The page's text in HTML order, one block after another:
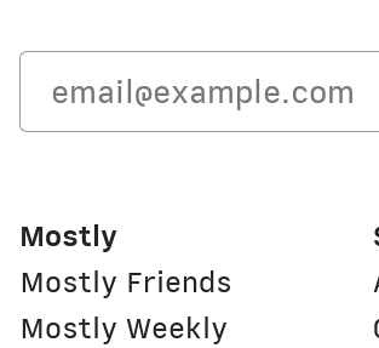
Mostly
Mostly Friends
Mostly Weekly